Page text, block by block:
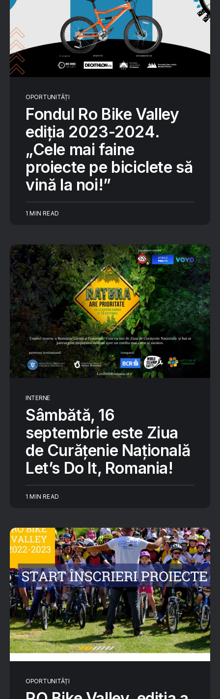
OPORTUNITĂȚI
Fondul Ro Bike Valley
ediția 2023-2024.
„Cele mai faine
proiecte pe biciclete să
vină la noi!”
1 MIN READ
INTERNE
Sâmbătă, 16
septembrie este Ziua
de Curățenie Națională
Let’s Do It, Romania!
1 MIN READ
OPORTUNITĂȚI